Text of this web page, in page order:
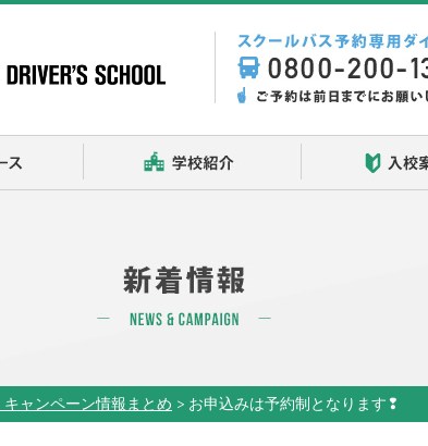
教習コース
キャンペーン情報まとめ > お申込みは予約制となります❢